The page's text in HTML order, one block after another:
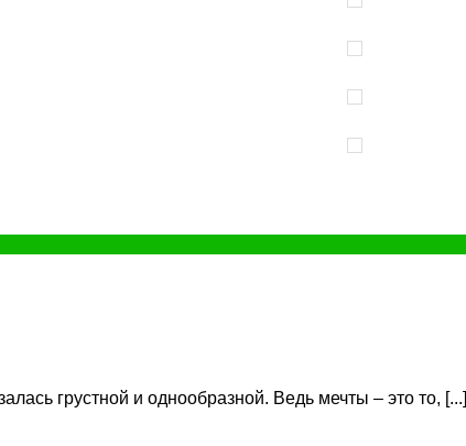
грустной и однообразной. Ведь мечты – это то, [...]